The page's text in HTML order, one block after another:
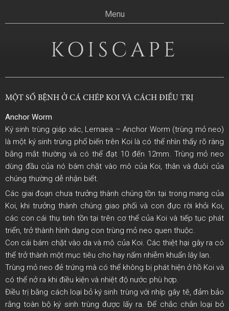
Menu
KOISCAPE
MỘT SỐ BỆNH Ở CÁ CHÉP KOI VÀ CÁCH ĐIỀU TRỊ
Anchor Worm
Ký sinh trùng giáp xác, Lernaea – Anchor Worm (trùng mỏ neo)
là một ký sinh trùng phổ biến trên Koi là có thể nhìn thấy rõ ràng
bằng mắt thường và có thể đạt 10 đến 12mm. Trùng mỏ neo
dùng đầu của nó bám chặt vào mô của Koi, thân và đuôi của
chúng thường dễ nhận biết.
Các giai đoạn chưa trưởng thành chúng tồn tại trong mang của
Koi, khi trưởng thành chúng giao phối và con đực rời khỏi Koi,
các con cái thụ tinh tồn tại trên cơ thể của Koi và tiếp tục phát
triển, trở thành hình dạng con trùng mỏ neo quen thuộc.
Con cái bám chặt vào da và mô của Koi. Các thiệt hại gây ra có
thể trở thành một mục tiêu cho hay nấm nhiễm khuẩn lây lan.
Trùng mỏ neo đẻ trứng mà có thể không bị phát hiện ở hồ Koi và
có thể nở ra khi điều kiện và nhiệt độ nước phù hợp.
Điều trị bằng cách loại bỏ ký sinh trùng với nhíp gây tê, đảm bảo
rằng toàn bộ ký sinh trùng được lấy ra. Để chắc chắn loại bỏ